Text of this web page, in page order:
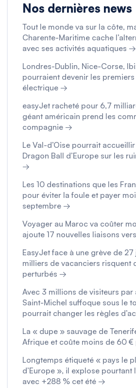
Nos dernières news
Tout le monde va sur la côte,
Charente-Maritime cache
avec ses activités aquatiques →
Londres-Dublin, Nice-Corse,
pourraient devenir les
électrique →
easyJet racheté pour 6,7
géant américain prend les
compagnie →
Le Val-d’Oise pourrait
Dragon Ball d’Europe sur les
→
Les 10 destinations que les
pour éviter la foule et payer
septembre →
Voyager au Maroc va coûter
ajoute 17 nouvelles liaisons
EasyJet face à une grève de
milliers de vacanciers risquent
perturbés →
Avec 3 millions de visiteurs par
Saint-Michel suffoque sous le
pourrait changer les règles
La « dupe » sauvage de
Afrique et coûte moins de 60
Longtemps étiqueté « pays le
d’Europe », il explose pourtant
avec +288 % cet été →